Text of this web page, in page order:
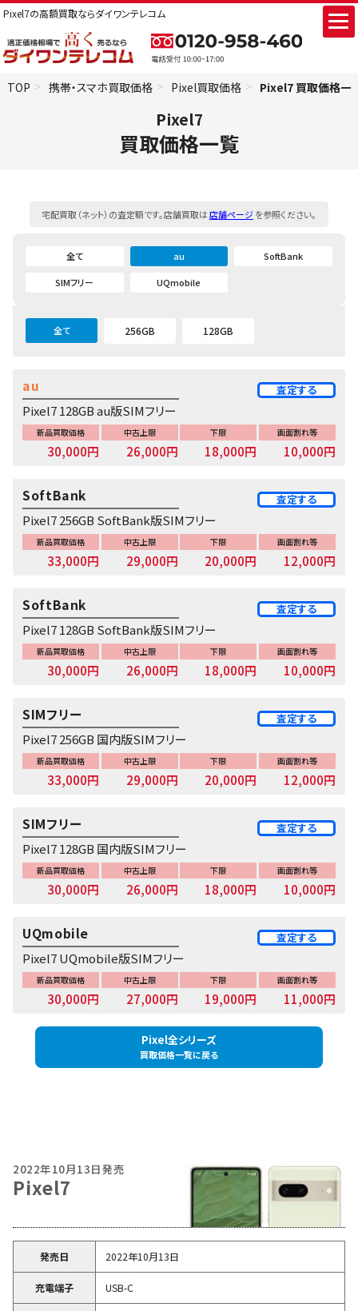
Pixel7の高額買取ならダイワンテレコム
TOP 携帯・スマホ買取価格 Pixel買取価格 Pixel7 買取価格一
Pixel7
買取価格一覧
宅配買取（ネット）の査定額です。店舗買取は店舗ページを参照ください。
全て au SoftBank
SIMフリー UQmobile
全て 256GB 128GB
Pixel7 128GB au版SIMフリー
au 査定する
新品買取価格
30,000円
中古上限
26,000円
下限
18,000円
画面割れ等
10,000円
Pixel7 256GB SoftBank版SIMフリー
SoftBank 査定する
新品買取価格
33,000円
中古上限
29,000円
下限
20,000円
画面割れ等
12,000円
Pixel7 128GB SoftBank版SIMフリー
SoftBank 査定する
新品買取価格
30,000円
中古上限
26,000円
下限
18,000円
画面割れ等
10,000円
Pixel7 256GB 国内版SIMフリー
SIMフリー 査定する
新品買取価格
33,000円
中古上限
29,000円
下限
20,000円
画面割れ等
12,000円
Pixel7 128GB 国内版SIMフリー
SIMフリー 査定する
新品買取価格
30,000円
中古上限
26,000円
下限
18,000円
画面割れ等
10,000円
Pixel7 UQmobile版SIMフリー
UQmobile 査定する
新品買取価格
30,000円
中古上限
27,000円
下限
19,000円
画面割れ等
11,000円
Pixel全シリーズ
買取価格一覧に戻る
2022年10月13日発売
Pixel7
発売日 2022年10月13日
充電端子 USB-C